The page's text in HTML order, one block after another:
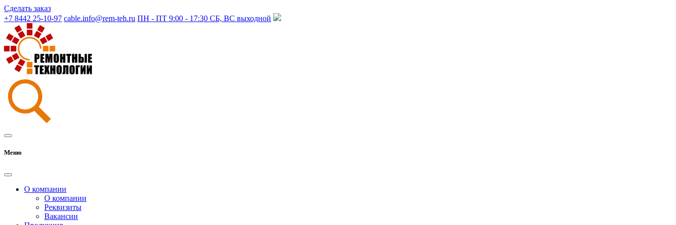
Сделать заказ
+7 8442 25-10-97 cable.info@rem-teh.ru ПН - ПТ 9:00 - 17:30 СБ, ВС выходной
Меню
О компании
О компании
Реквизиты
Вакансии